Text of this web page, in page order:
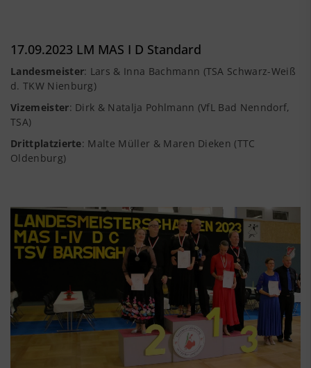
17.09.2023 LM MAS I D Standard
Landesmeister: Lars & Inna Bachmann (TSA Schwarz-Weiß
d. TKW Nienburg)
Vizemeister: Dirk & Natalja Pohlmann (VfL Bad Nenndorf,
TSA)
Drittplatzierte: Malte Müller & Maren Dieken (TTC
Oldenburg)